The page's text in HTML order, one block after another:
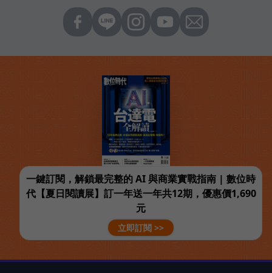
一鍵訂閱，解鎖最完整的 AI 與商業實戰指南 | 數位時
代【夏日閱讀展】訂一年送一年共12期，優惠價1,690
元
立即訂閱 >>